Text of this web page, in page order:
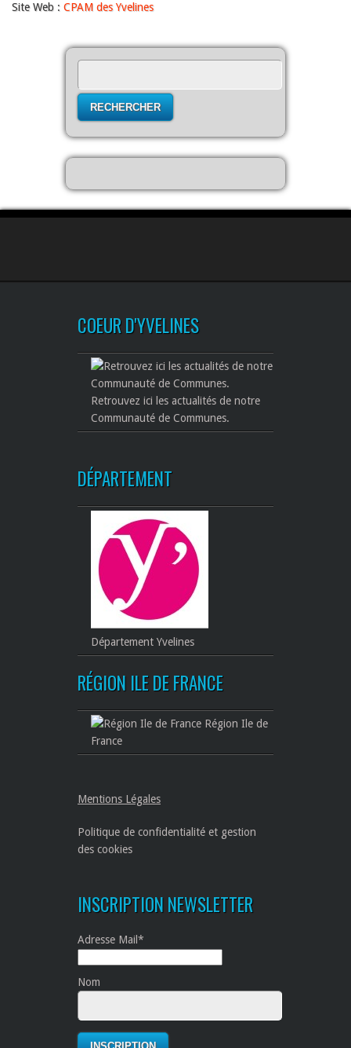
Site Web : CPAM des Yvelines
COEUR D'YVELINES
Retrouvez ici les actualités de notre
Communauté de Communes.
DÉPARTEMENT
Département Yvelines
RÉGION ILE DE FRANCE
Région Ile de
France
Mentions Légales
Politique de confidentialité et gestion
des cookies
INSCRIPTION NEWSLETTER
Adresse Mail*
Nom